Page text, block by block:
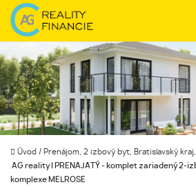
Úvod / Prenájom, 2 izbový byt, Bratislavský
AG reality I PRENAJATÝ - komplet zariadený 2-
komplexe MELROSE